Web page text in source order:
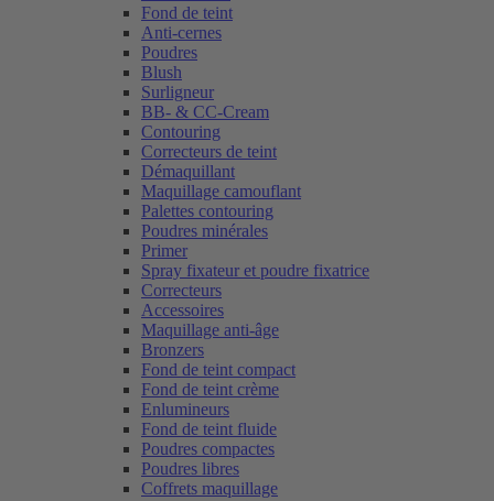
Fond de teint
Anti-cernes
Poudres
Blush
Surligneur
BB- & CC-Cream
Contouring
Correcteurs de teint
Démaquillant
Maquillage camouflant
Palettes contouring
Poudres minérales
Primer
Spray fixateur et poudre fixatrice
Correcteurs
Accessoires
Maquillage anti-âge
Bronzers
Fond de teint compact
Fond de teint crème
Enlumineurs
Fond de teint fluide
Poudres compactes
Poudres libres
Coffrets maquillage